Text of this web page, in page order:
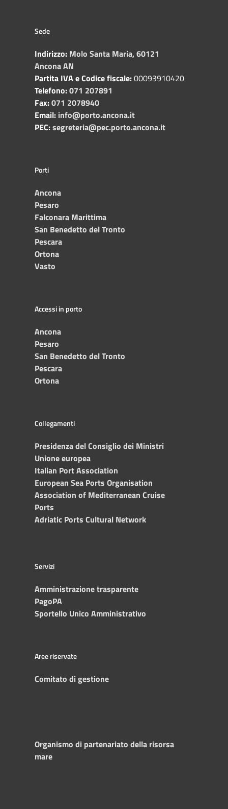
Sede
Indirizzo: Molo Santa Maria, 60121
Ancona AN
Partita IVA e Codice fiscale:00093910420
Telefono:071 207891
Fax:071 2078940
Email: info@porto.ancona.it
PEC:segreteria@pec.porto.ancona.it
Porti
Ancona
Pesaro
Falconara Marittima
San Benedetto del Tronto
Pescara
Ortona
Vasto
Accessi in porto
Ancona
Pesaro
San Benedetto del Tronto
Pescara
Ortona
Collegamenti
Presidenza del Consiglio dei Ministri
Unione europea
Italian Port Association
European Sea Ports Organisation
Association of Mediterranean Cruise
Ports
Adriatic Ports Cultural Network
Servizi
Amministrazione trasparente
PagoPA
Sportello Unico Amministrativo
Aree riservate
Comitato di gestione
Organismo di partenariato della risorsa
mare